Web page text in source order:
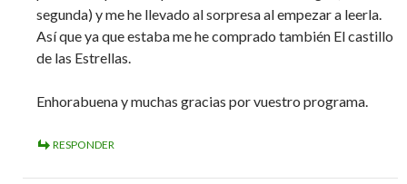
segunda) y me he llevado al sorpresa al empezar a leerla.
Así que ya que estaba me he comprado también El castillo
de las Estrellas.
Enhorabuena y muchas gracias por vuestro programa.
RESPONDER